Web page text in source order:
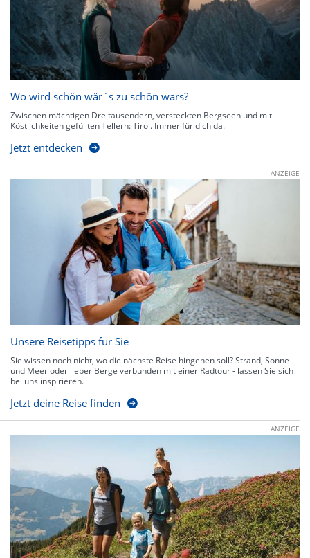
Wo wird schön wär`s zu schön wars?
Zwischen mächtigen Dreitausendern, versteckten Bergseen und mit
Köstlichkeiten gefüllten Tellern: Tirol. Immer für dich da.
Jetzt entdecken
ANZEIGE
Unsere Reisetipps für Sie
Sie wissen noch nicht, wo die nächste Reise hingehen soll? Strand, Sonne
und Meer oder lieber Berge verbunden mit einer Radtour - lassen Sie sich
bei uns inspirieren.
Jetzt deine Reise finden
ANZEIGE